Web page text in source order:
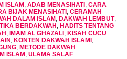
ISLAM, ADAB MENASIHATI, CARA
BIJAK MENASIHATI, CERAMAH
DALAM ISLAM, DAKWAH LEMBUT,
BERDAKWAH HADITS TENTANG
IMAM AL GHAZALI, KISAH CUCU
KONTEN DAKWAH ISLAMI,
, METODE DAKWAH
ISLAM, ULAMA SALAF